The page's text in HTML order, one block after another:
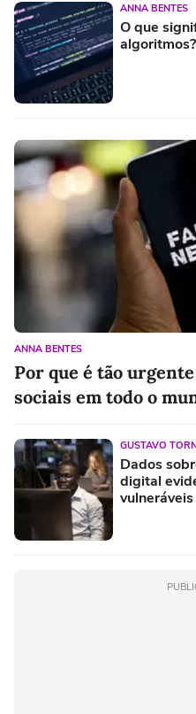
ANNA BENTES
O que
algoritmos?
ANNA BENTES
Por que é tão
sociais em todo o
GUSTAVO
Dados
digital
vulneráveis